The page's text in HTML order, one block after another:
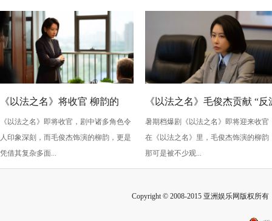
《以法之名》将收官 柳韵的
“蠢” 让毛俊杰重回巅峰
《以法之名》即将收官，剧中诸多角色令
人印象深刻，而毛俊杰饰演的柳韵，更是
凭借其复杂多面...
《以法之名》毛俊杰贡献 “反
级” 演技？柳韵的 “蠢” 是表演
的胜利！
暑期档爆剧《以法之名》即将迎来收官
在《以法之名》里，毛俊杰饰演的柳韵
那可是被不少观...
Copyright © 2008-2015 亚洲娱乐网版权所